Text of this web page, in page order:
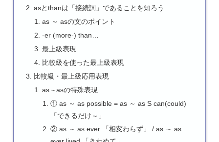
asとthanは「接続詞」であることを知ろう
as ～ asの文のポイント
-er (more-) than…
最上級表現
比較級を使った最上級表現
比較級・最上級応用表現
as～asの特殊表現
① as ～ as possible = as ～ as S can(could)
「できるだけ～」
② as ～ as ever 「相変わらず」 / as ～ as